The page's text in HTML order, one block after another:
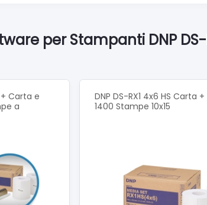
disabilitare temporaneamente l'antivirus
per Stampanti DNP DS-
+ Carta e
a
DNP DS-RX1 4x6 HS Carta
1400 Stampe 10x15